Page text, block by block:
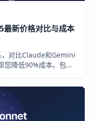
最新价格对比与成本
，对比Claude和Gemini
您降低90%成本。包含